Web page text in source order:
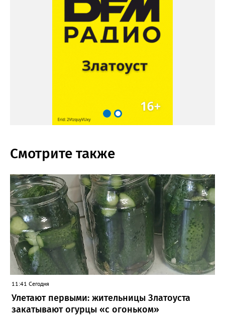
Смотрите также
11:41 Сегодня
Улетают первыми: жительницы Златоуста
закатывают огурцы «с огоньком»